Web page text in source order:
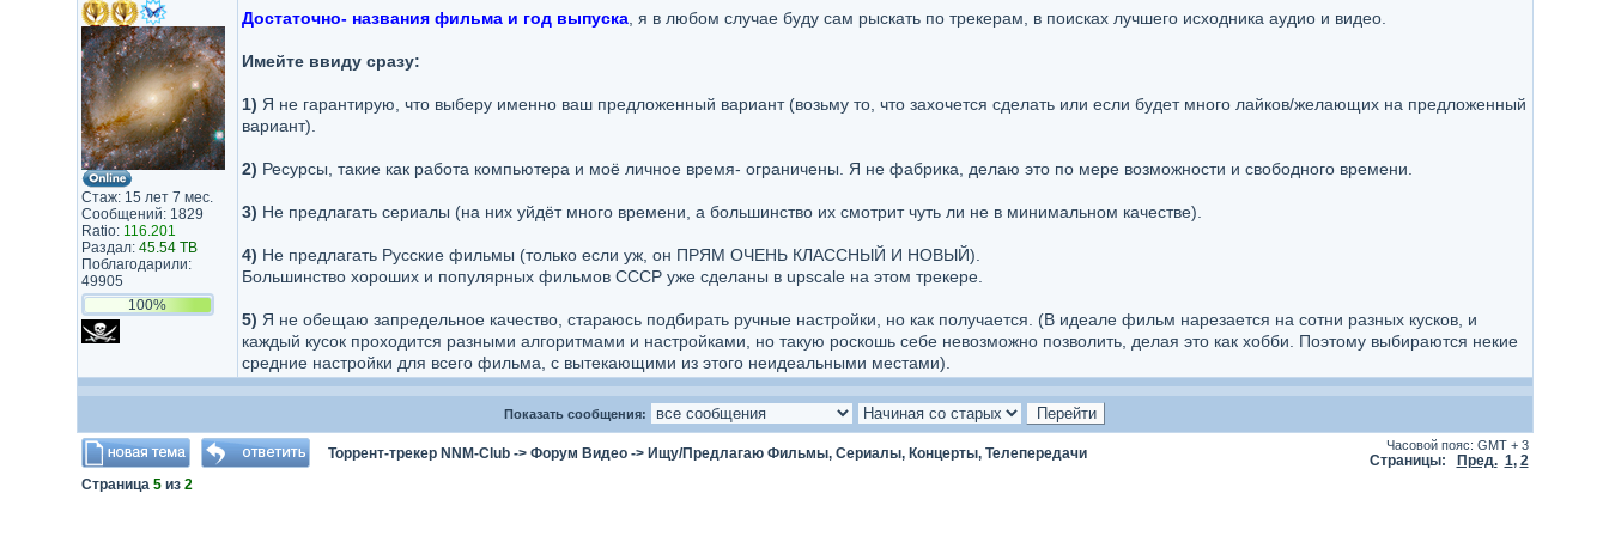
Стаж: 15 лет 7 мес.
Сообщений: 1829
Ratio: 116.201
Раздал: 45.54 TB
Поблагодарили:
49905
100%
Достаточно- названия фильма и год выпуска, я в любом случае буду сам рыскать по трекерам, в поисках лучшего исходника аудио и видео.
Имейте ввиду сразу:
1) Я не гарантирую, что выберу именно ваш предложенный вариант (возьму то, что захочется сделать или если будет много лайков/желающих на предложенный
вариант).
2) Ресурсы, такие как работа компьютера и моё личное время- ограничены. Я не фабрика, делаю это по мере возможности и свободного времени.
3) Не предлагать сериалы (на них уйдёт много времени, а большинство их смотрит чуть ли не в минимальном качестве).
4) Не предлагать Русские фильмы (только если уж, он ПРЯМ ОЧЕНЬ КЛАССНЫЙ И НОВЫЙ).
Большинство хороших и популярных фильмов СССР уже сделаны в upscale на этом трекере.
5) Я не обещаю запредельное качество, стараюсь подбирать ручные настройки, но как получается. (В идеале фильм нарезается на сотни разных кусков, и
каждый кусок проходится разными алгоритмами и настройками, но такую роскошь себе невозможно позволить, делая это как хобби. Поэтому выбираются некие
средние настройки для всего фильма, с вытекающими из этого неидеальными местами).
Показать сообщения:
Торрент-трекер NNM-Club-> Форум Видео-> Ищу/Предлагаю Фильмы, Сериалы, Концерты, Телепередачи Часовой пояс: GMT + 3
Страницы: Пред. 1, 2
Страница 5из 2